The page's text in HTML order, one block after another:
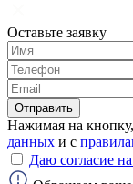
Оставьте заявку
Отправить
Нажимая на
данных и с
Даю согласие